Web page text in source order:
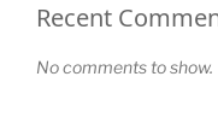
Recent
No comments to show.